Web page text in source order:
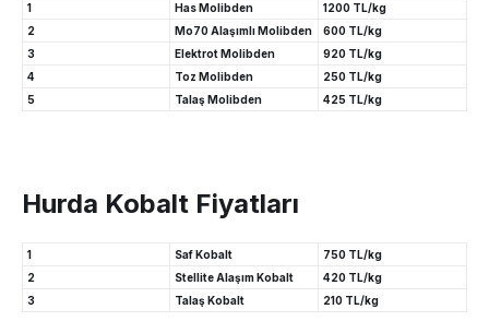
1 Has Molibden
1200 TL/kg
2
Mo70 Alaşımlı Molibden
600 TL/kg
3
Elektrot Molibden
920 TL/kg
4
Toz Molibden
250 TL/kg
5
Talaş Molibden 425 TL/kg
Hurda Kobalt Fiyatları
1 Saf Kobalt
750 TL/kg
2
Stellite Alaşım Kobalt
420 TL/kg
3
Talaş Kobalt 210 TL/kg